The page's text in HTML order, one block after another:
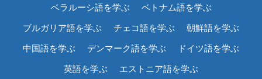
ベラルーシ語を学ぶ ベトナム語を学ぶ
ブルガリア語を学ぶ チェコ語を学ぶ 朝鮮語を学ぶ
中国語を学ぶ デンマーク語を学ぶ ドイツ語を学ぶ
英語を学ぶ エストニア語を学ぶ